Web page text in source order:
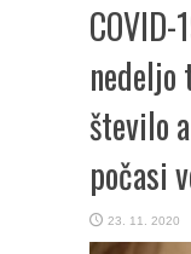
število
počasi
23. 11. 2020